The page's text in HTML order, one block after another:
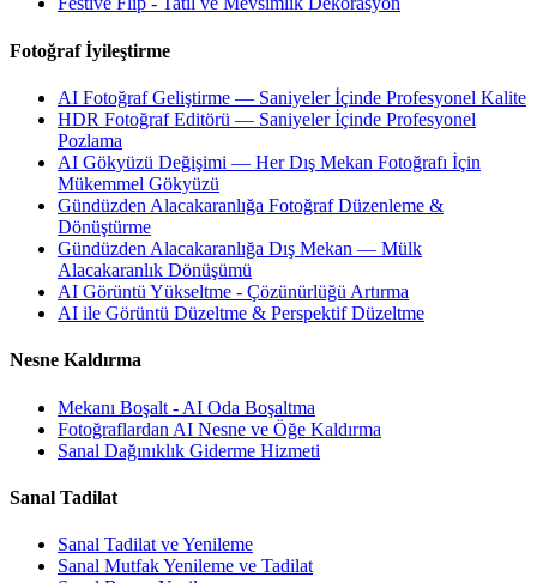
Fotoğraf İyileştirme
AI Fotoğraf Geliştirme — Saniyeler İçinde Profesyonel Kalite
HDR Fotoğraf Editörü — Saniyeler İçinde Profesyonel
Pozlama
AI Gökyüzü Değişimi — Her Dış Mekan Fotoğrafı İçin
Mükemmel Gökyüzü
Gündüzden Alacakaranlığa Fotoğraf Düzenleme &
Dönüştürme
Gündüzden Alacakaranlığa Dış Mekan — Mülk
Alacakaranlık Dönüşümü
AI Görüntü Yükseltme - Çözünürlüğü Artırma
AI ile Görüntü Düzeltme & Perspektif Düzeltme
Nesne Kaldırma
Mekanı Boşalt - AI Oda Boşaltma
Fotoğraflardan AI Nesne ve Öğe Kaldırma
Sanal Dağınıklık Giderme Hizmeti
Sanal Tadilat
Sanal Tadilat ve Yenileme
Sanal Mutfak Yenileme ve Tadilat